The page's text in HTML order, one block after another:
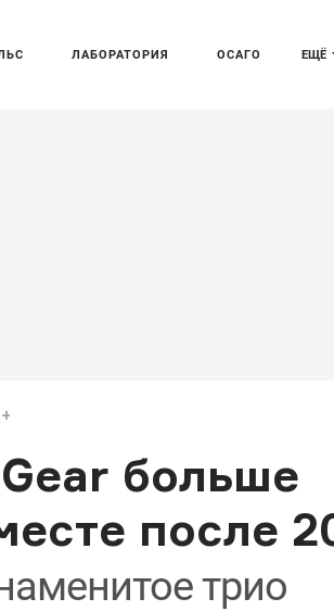
ЕЩЁ
ЛАБОРАТОРИЯ ОСАГО
больше
после
трио